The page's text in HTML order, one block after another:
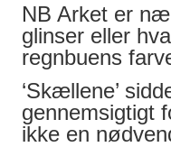
NB Arket er
glinser eller
regnbuens
‘Skællene’
gennemsigtigt
ikke en